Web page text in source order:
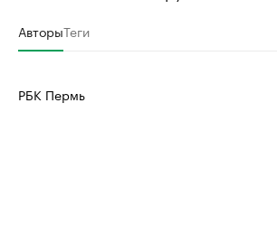
АвторыТеги
РБК Пермь